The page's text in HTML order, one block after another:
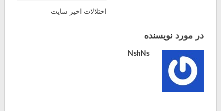
اختلالات اخیر سایت
در مورد نویسنده
NshNs